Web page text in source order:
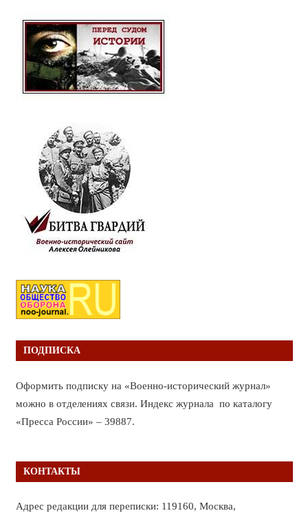
ПОДПИСКА
Оформить подписку на «Военно-исторический журнал»
можно в отделениях связи. Индекс журнала по каталогу
«Пресса России» – 39887.
КОНТАКТЫ
Адрес редакции для переписки: 119160, Москва,